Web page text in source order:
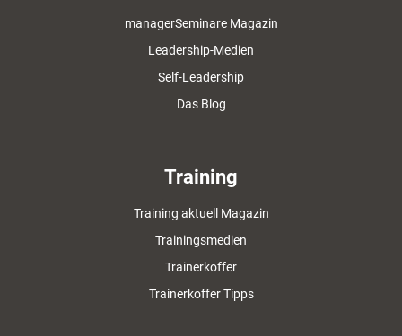
managerSeminare Magazin
Leadership-Medien
Self-Leadership
Das Blog
Training
Training aktuell Magazin
Trainingsmedien
Trainerkoffer
Trainerkoffer Tipps